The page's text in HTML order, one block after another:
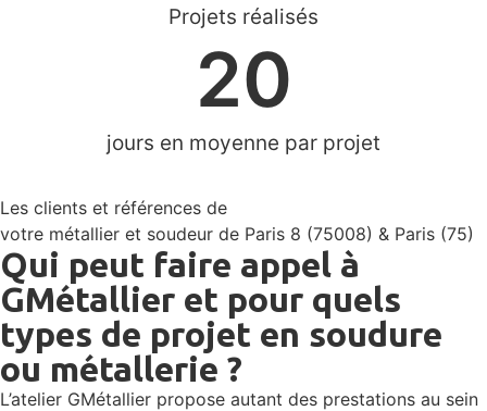
Projets réalisés
jours en moyenne par projet
20
Les clients et références de
votre métallier et soudeur de Paris 8 (75008) & Paris (75)
Qui peut faire appel à
GMétallier et pour quels
types de projet en soudure
ou métallerie ?
L’atelier GMétallier propose autant des prestations au sein